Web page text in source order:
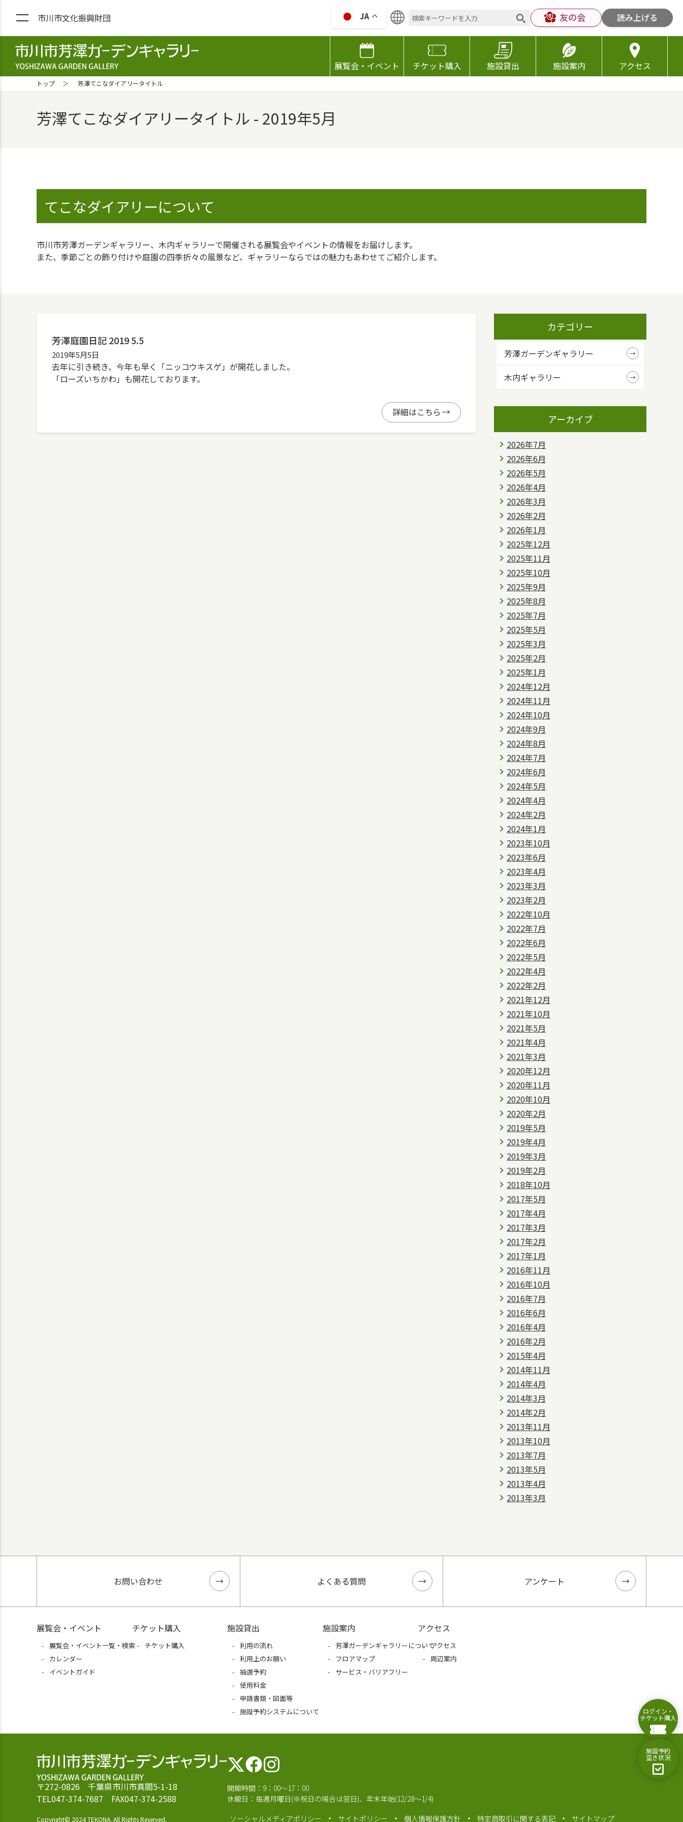
市川市文化振興財団 JA
検
友の会 読み上げる
市川市芳澤ガーデンギャラリー YOSHIZAWA GARDEN GALLELY
展覧会・イベント チケット購入 施設貸出 施設案内 アクセス
トップ 芳澤てこなダイアリータイトル
芳澤てこなダイアリータイトル - 2019年5月
てこなダイアリーについて
市川市芳澤ガーデンギャラリー、木内ギャラリーで開催される展覧会やイベントの情報をお届けします。
また、季節ごとの飾り付けや庭園の四季折々の風景など、ギャラリーならではの魅力もあわせてご紹介します。
芳澤庭園日記 2019 5.5
2019年5月5日
去年に引き続き、今年も早く「ニッコウキスゲ」が開花しました。
「ローズいちかわ」も開花しております。
詳細はこちら
カテゴリー
芳澤ガーデンギャラリー
木内ギャラリー
アーカイブ
2026年7月
2026年6月
2026年5月
2026年4月
2026年3月
2026年2月
2026年1月
2025年12月
2025年11月
2025年10月
2025年9月
2025年8月
2025年7月
2025年5月
2025年3月
2025年2月
2025年1月
2024年12月
2024年11月
2024年10月
2024年9月
2024年8月
2024年7月
2024年6月
2024年5月
2024年4月
2024年2月
2024年1月
2023年10月
2023年6月
2023年4月
2023年3月
2023年2月
2022年10月
2022年7月
2022年6月
2022年5月
2022年4月
2022年2月
2021年12月
2021年10月
2021年5月
2021年4月
2021年3月
2020年12月
2020年11月
2020年10月
2020年2月
2019年5月
2019年4月
2019年3月
2019年2月
2018年10月
2017年5月
2017年4月
2017年3月
2017年2月
2017年1月
2016年11月
2016年10月
2016年7月
2016年6月
2016年4月
2016年2月
2015年4月
2014年11月
2014年4月
2014年3月
2014年2月
2013年11月
2013年10月
2013年7月
2013年5月
2013年4月
2013年3月
お問い合わせ よくある質問 アンケート
展覧会・イベント
展覧会・イベント一覧・検索
カレンダー
イベントガイド
チケット購入
チケット購入
施設貸出
利用の流れ
利用上のお願い
抽選予約
使用料金
申請書類・図面等
施設予約システムについて
施設案内
芳澤ガーデンギャラリーについて
フロアマップ
サービス・バリアフリー
アクセス
アクセス
周辺案内
ログイン・
チケット購入
施設予約
空き状況
〒272-0826 千葉県市川市真間5-1-18
TEL047-374-7687 FAX047-374-2588
Copyright© 2024 TEKONA. All Rights Reserved.
開館時間：9：00～17：00
休館日：毎週月曜日(※祝日の場合は翌日)、年末年始(12/28～1/4)
ソーシャルメディアポリシー
サイトポリシー 個人情報保護方針 特定商取引に関する表記 サイトマップ